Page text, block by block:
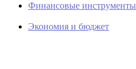
Финансовые инструменты
Экономия и бюджет